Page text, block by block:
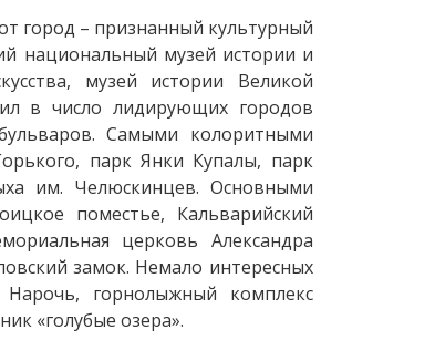
город – признанный культурный
национальный музей истории и
музей истории Великой
в число лидирующих городов
Самыми колоритными
парк Янки Купалы, парк
им. Челюскинцев. Основными
поместье, Кальварийский
церковь Александра
замок. Немало интересных
горнолыжный комплекс
«голубые озера».